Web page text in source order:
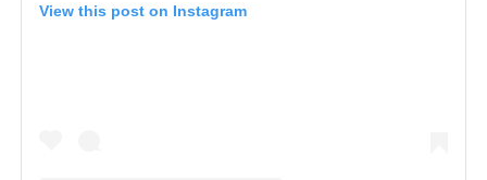
View this post on Instagram